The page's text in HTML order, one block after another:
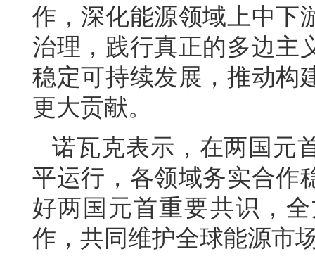
作，深化能源领域上中下
治理，践行真正的多边主
稳定可持续发展，推动构
更大贡献。
诺瓦克表示，在两国元
平运行，各领域务实合作
好两国元首重要共识，
作，共同维护全球能源市